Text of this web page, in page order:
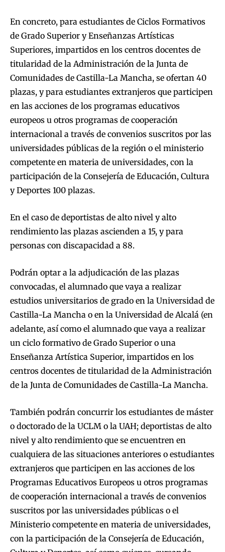
En concreto, para estudiantes de Ciclos Formativos
de Grado Superior y Enseñanzas Artísticas
Superiores, impartidos en los centros docentes de
titularidad de la Administración de la Junta de
Comunidades de Castilla-La Mancha, se ofertan 40
plazas, y para estudiantes extranjeros que participen
en las acciones de los programas educativos
europeos u otros programas de cooperación
internacional a través de convenios suscritos por las
universidades públicas de la región o el ministerio
competente en materia de universidades, con la
participación de la Consejería de Educación, Cultura
y Deportes 100 plazas.
En el caso de deportistas de alto nivel y alto
rendimiento las plazas ascienden a 15, y para
personas con discapacidad a 88.
Podrán optar a la adjudicación de las plazas
convocadas, el alumnado que vaya a realizar
estudios universitarios de grado en la Universidad de
Castilla-La Mancha o en la Universidad de Alcalá (en
adelante, así como el alumnado que vaya a realizar
un ciclo formativo de Grado Superior o una
Enseñanza Artística Superior, impartidos en los
centros docentes de titularidad de la Administración
de la Junta de Comunidades de Castilla-La Mancha.
También podrán concurrir los estudiantes de máster
o doctorado de la UCLM o la UAH; deportistas de alto
nivel y alto rendimiento que se encuentren en
cualquiera de las situaciones anteriores o estudiantes
extranjeros que participen en las acciones de los
Programas Educativos Europeos u otros programas
de cooperación internacional a través de convenios
suscritos por las universidades públicas o el
Ministerio competente en materia de universidades,
con la participación de la Consejería de Educación,